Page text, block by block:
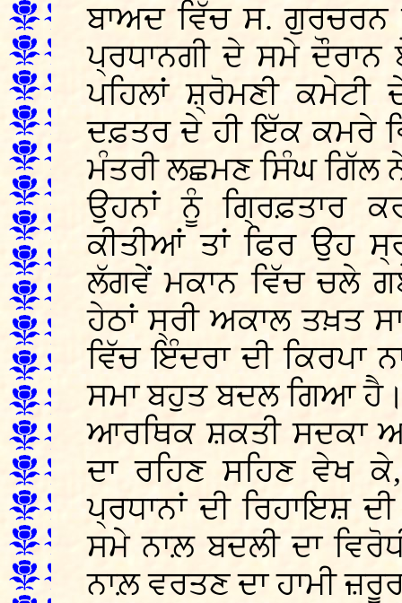
ਬਾਅਦ ਵਿੱਚ ਸ.
ਪ੍ਰਧਾਨਗੀ ਦੇ ਸਮੇ
ਪਹਿਲਾਂ ਸ਼੍ਰੋਮਣੀ
ਦਫ਼ਤਰ ਦੇ ਹੀ ਇੱਕ ਕਮਰੇ
ਮੰਤਰੀ ਲਛਮਣ ਸਿੰਘ ਗਿੱਲ
ਉਹਨਾਂ ਨੂੰ ਗ੍ਰਿਫ਼ਤਾਰ
ਕੀਤੀਆਂ ਤਾਂ ਫਿਰ ਉਹ
ਲੱਗਵੇਂ ਮਕਾਨ ਵਿੱਚ ਚਲੇ
ਹੇਠਾਂ ਸ੍ਰੀ ਅਕਾਲ ਤਖ਼ਤ
ਵਿੱਚ ਇੰਦਰਾ ਦੀ
ਸਮਾ ਬਹੁਤ ਬਦਲ ਗਿਆ
ਆਰਥਿਕ ਸ਼ਕਤੀ ਸਦਕਾ
ਦਾ ਰਹਿਣ ਸਹਿਣ ਵੇਖ
ਪ੍ਰਧਾਨਾਂ ਦੀ ਰਿਹਾਇਸ਼
ਸਮੇ ਨਾਲ਼ ਬਦਲੀ ਦਾ
ਨਾਲ਼ ਵਰਤਣ ਦਾ ਹਾਮੀ